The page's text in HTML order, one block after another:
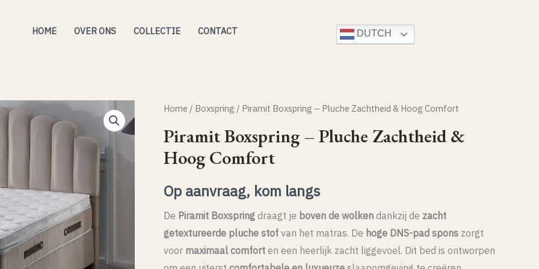
HOME OVER ONS COLLECTIE CONTACT
DUTCH
Home / Boxspring / Piramit Boxspring – Pluche Zachtheid & Hoog Comfort
Piramit Boxspring – Pluche Zachtheid &
Hoog Comfort
Op aanvraag, kom langs
De Piramit Boxspring draagt je boven de wolken dankzij de zacht
getextureerde pluche stof van het matras. De hoge DNS-pad spons zorgt
voor maximaal comfort en een heerlijk zacht liggevoel. Dit bed is ontworpen